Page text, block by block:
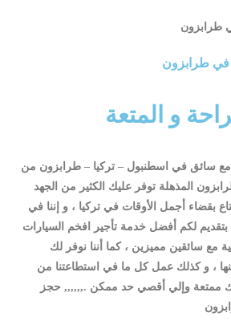
طرابزون
طرابزون
و المتعة
مع سائق في اسطنبول – تركيا – طرابزون من
المذهلة توفر عليك الكثير من الجهد
بقضاء أجمل الأوقات في تركيا ، و إننا في
لكم أفضل خدمة تأجير افخم السيارات
مع سائقين مميزين ، كما أننا نوفر لك
، و كذلك عمل كل ما في استطاعتنا من
ممتعة وإلي أقصي حد ممكن .,,,,,, حجز